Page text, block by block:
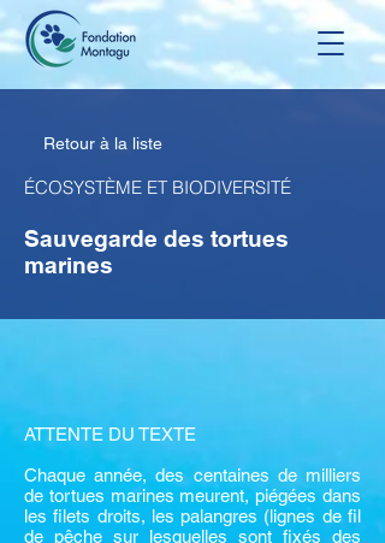
Retour à la liste
ÉCOSYSTÈME ET BIODIVERSITÉ
Sauvegarde des tortues
marines
ATTENTE DU TEXTE
Chaque année, des centaines de milliers
de tortues marines meurent, piégées dans
les filets droits, les palangres (lignes de fil
de pêche sur lesquelles sont fixés des